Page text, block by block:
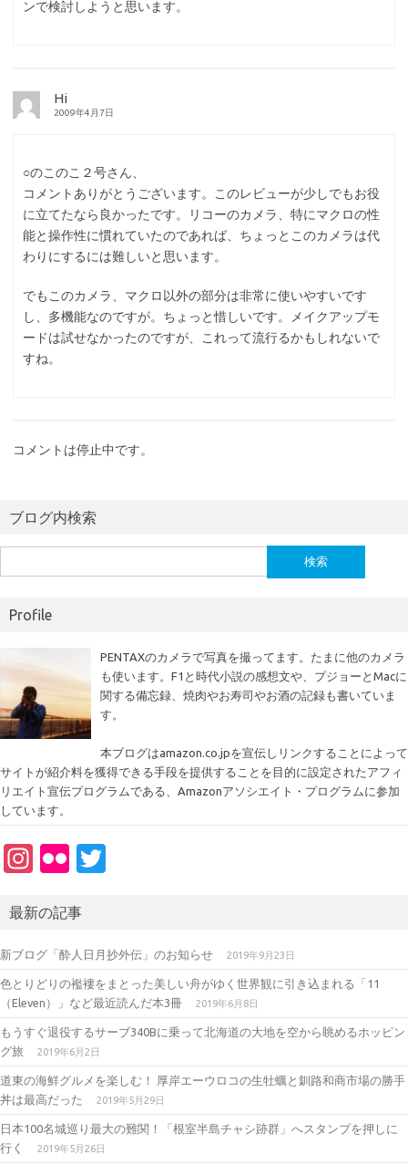
ンで検討しようと思います。
Hi
2009年4月7日
○のこのこ２号さん、
コメントありがとうございます。このレビューが少しでもお役
に立てたなら良かったです。リコーのカメラ、特にマクロの性
能と操作性に慣れていたのであれば、ちょっとこのカメラは代
わりにするには難しいと思います。
でもこのカメラ、マクロ以外の部分は非常に使いやすいです
し、多機能なのですが。ちょっと惜しいです。メイクアップモ
ードは試せなかったのですが、これって流行るかもしれないで
すね。
コメントは停止中です。
ブログ内検索
索:
Profile
PENTAXのカメラで写真を撮ってます。たまに他のカメラ
も使います。F1と時代小説の感想文や、プジョーとMacに
関する備忘録、焼肉やお寿司やお酒の記録も書いていま
す。
本ブログはamazon.co.jpを宣伝しリンクすることによって
サイトが紹介料を獲得できる手段を提供することを目的に設定されたアフィ
リエイト宣伝プログラムである、Amazonアソシエイト・プログラムに参加
しています。
In
a
gr
a
m
Fl
kr
te
r
最新の記事
新ブログ「酔人日月抄外伝」のお知らせ 2019年9月23日
色とりどりの襤褸をまとった美しい舟がゆく世界観に引き込まれる「11
（Eleven）」など最近読んだ本3冊
2019年6月8日
もうすぐ退役するサーブ340Bに乗って北海道の大地を空から眺めるホッピン
グ旅
2019年6月2日
道東の海鮮グルメを楽しむ！ 厚岸エーウロコの生牡蠣と釧路和商市場の勝手
丼は最高だった
2019年5月29日
日本100名城巡り最大の難関！「根室半島チャシ跡群」へスタンプを押しに
行く
2019年5月26日